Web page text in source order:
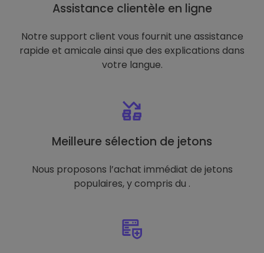
Assistance clientèle en ligne
Notre support client vous fournit une assistance
rapide et amicale ainsi que des explications dans
votre langue.
Meilleure sélection de jetons
Nous proposons l’achat immédiat de jetons
populaires, y compris du .